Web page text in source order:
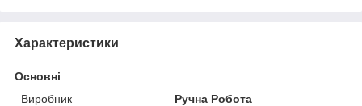
Характеристики
Основні
Виробник
Ручна Робота